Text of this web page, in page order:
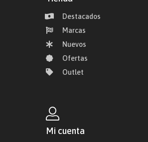
Destacados
Marcas
Nuevos
Ofertas
Outlet
Mi cuenta